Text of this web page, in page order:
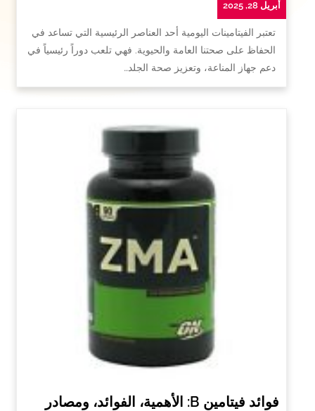
أبريل 28, 2025
تعتبر الفيتامينات اليومية أحد العناصر الرئيسية التي تساعد في
الحفاظ على صحتنا العامة والحيوية. فهي تلعب دوراً رئيسياً في
دعم جهاز المناعة، وتعزيز صحة الجلد…
فوائد فيتامين B: الأهمية، الفوائد، ومصادر